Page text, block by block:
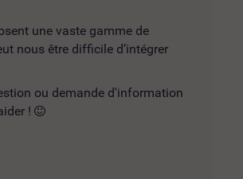
une vaste gamme de
nous être difficile d’intégrer
ou demande d'information
!